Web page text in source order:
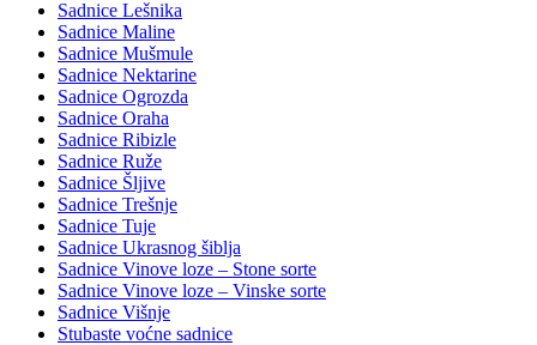
Sadnice Lešnika
Sadnice Maline
Sadnice Mušmule
Sadnice Nektarine
Sadnice Ogrozda
Sadnice Oraha
Sadnice Ribizle
Sadnice Ruže
Sadnice Šljive
Sadnice Trešnje
Sadnice Tuje
Sadnice Ukrasnog šiblja
Sadnice Vinove loze – Stone sorte
Sadnice Vinove loze – Vinske sorte
Sadnice Višnje
Stubaste voćne sadnice